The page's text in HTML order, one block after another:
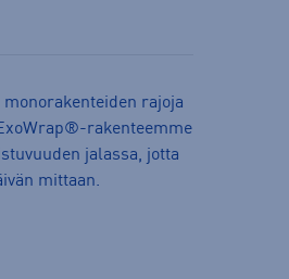
rajoja
rakenteemme
jalassa, jotta
mittaan.